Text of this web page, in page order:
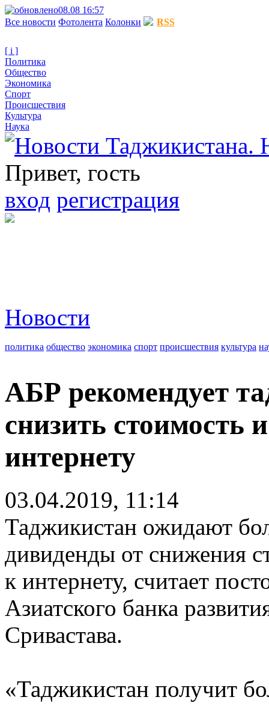
08.08 16:57
Все новости Фотолента Колонки RSS
[ i ]
Политика
Общество
Экономика
Спорт
Происшествия
Культура
Наука
Привет, гость
вход регистрация
Новости
политика общество экономика спорт происшествия культура
АБР рекомендует
снизить стоимость
интернету
03.04.2019, 11:14
Таджикистан ожидают
дивиденды от снижения
к интернету, считает
Азиатского банка
Сривастава.
«Таджикистан получит